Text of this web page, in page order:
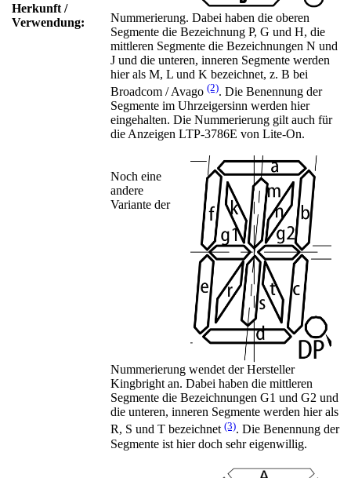
Herkunft /
Verwendung:
Nummerierung. Dabei haben die oberen
Segmente die Bezeichnung P, G und H, die
mittleren Segmente die Bezeichnungen N und
J und die unteren, inneren Segmente werden
hier als M, L und K bezeichnet, z. B bei
Broadcom / Avago (2). Die Benennung der
Segmente im Uhrzeigersinn werden hier
eingehalten. Die Nummerierung gilt auch für
die Anzeigen LTP-3786E von Lite-On.
Noch eine
andere
Variante der
Nummerierung wendet der Hersteller
Kingbright an. Dabei haben die mittleren
Segmente die Bezeichnungen G1 und G2 und
die unteren, inneren Segmente werden hier als
R, S und T bezeichnet (3). Die Benennung der
Segmente ist hier doch sehr eigenwillig.